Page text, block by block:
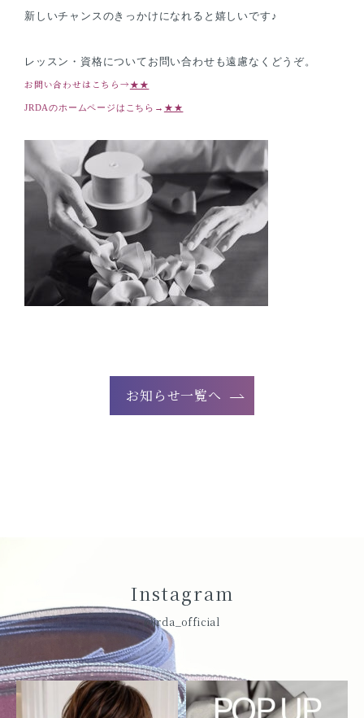
新しいチャンスのきっかけになれると嬉しいです♪
レッスン・資格についてお問い合わせも遠慮なくどうぞ。
お問い合わせはこちら→ ★★
JRDAのホームページはこちら→ ★★
お知らせ一覧へ
Instagram
@jrda_official